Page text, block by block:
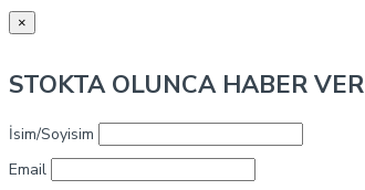
×
STOKTA OLUNCA HABER VER
İsim/Soyisim
Email